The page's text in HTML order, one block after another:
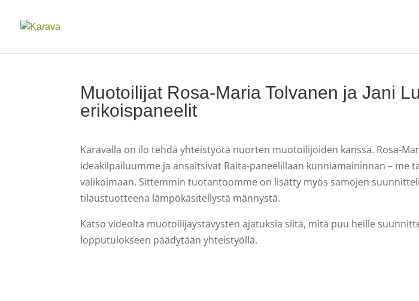
Muotoilijat Rosa-Maria Tolvanen ja Jani
erikoispaneelit
Karavalla on ilo tehdä yhteistyötä nuorten muotoilijoiden kanssa. Rosa-
ideakilpailuumme ja ansaitsivat Raita-paneelillaan kunniamaininnan – me
valikoimaan. Sittemmin tuotantoomme on lisätty myös samojen
tilaustuotteena lämpökäsitellystä männystä.
Katso videolta muotoilijaystävysten ajatuksia siitä, mitä puu heille
lopputulokseen päädytään yhteistyöllä.